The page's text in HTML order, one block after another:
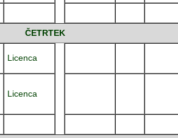
ČETRTEK
Licenca
Licenca